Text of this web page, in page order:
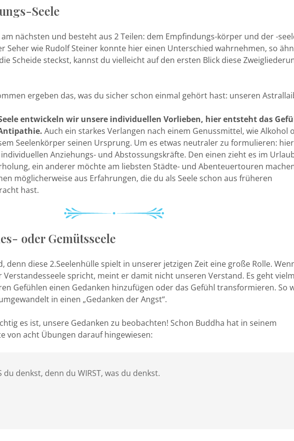
Seele
nächsten und besteht aus 2 Teilen: dem Empfindungs-körper und der -
Seher wie Rudolf Steiner konnte hier einen Unterschied wahrnehmen, so
Scheide steckst, kannst du vielleicht auf den ersten Blick diese
ergeben das, was du sicher schon einmal gehört hast: unseren
entwickeln wir unsere individuellen Vorlieben, hier entsteht das
Auch ein starkes Verlangen nach einem Genussmittel, wie Alkohol
Seelenkörper seinen Ursprung. Um es etwas neutraler zu formulieren: hier
Anziehungs- und Abstossungskräfte. Den einen zieht es im
ein anderer möchte am liebsten Städte- und Abenteuertouren
möglicherweise aus Erfahrungen, die du als Seele schon aus früheren
hast.
oder Gemütsseele
denn diese 2.Seelenhülle spielt in unserer jetzigen Zeit eine große Rolle.
Verstandesseele spricht, meint er damit nicht unseren Verstand. Es geht
Gefühlen einen Gedanken hinzufügen oder das Gefühl transformieren. So
in einen „Gedanken der Angst“.
es ist, unsere Gedanken zu beobachten! Schon Buddha hat in seinem
von acht Übungen darauf hingewiesen:
du denkst, denn du WIRST, was du denkst.